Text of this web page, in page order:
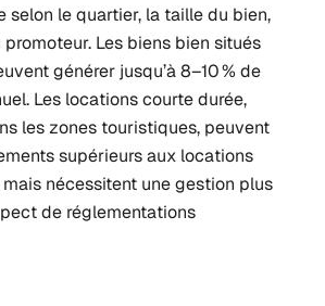
selon le quartier, la taille du bien,
Les biens bien situés
générer jusqu’à 8–10 % de
Les locations courte durée,
les zones touristiques, peuvent
supérieurs aux locations
nécessitent une gestion plus
de réglementations